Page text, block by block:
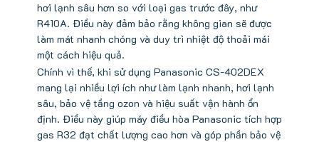
hơi lạnh sâu hơn so với loại gas trước đây, như
R410A. Điều này đảm bảo rằng không gian sẽ được
làm mát nhanh chóng và duy trì nhiệt độ thoải mái
một cách hiệu quả.
Chính vì thế, khi sử dụng Panasonic CS-402DEX
mang lại nhiều lợi ích như làm lạnh nhanh, hơi lạnh
sâu, bảo vệ tầng ozon và hiệu suất vận hành ổn
định. Điều này giúp máy điều hòa Panasonic tích hợp
gas R32 đạt chất lượng cao hơn và góp phần bảo vệ